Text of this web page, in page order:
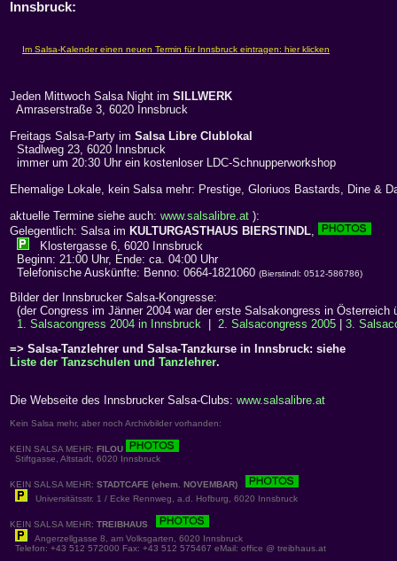
Innsbruck:
Jeden Mittwoch Salsa Night im SILLWERK
Amraserstraße 3, 6020 Innsbruck
Freitags Salsa-Party im Salsa Libre Clublokal
Stadlweg 23, 6020 Innsbruck
immer um 20:30 Uhr ein kostenloser LDC-Schnupperworkshop
Ehemalige Lokale, kein Salsa mehr: Prestige, Gloriuos Bastards, Dine &
aktuelle Termine siehe auch: www.salsalibre.at ):
Gelegentlich: Salsa im KULTURGASTHAUS BIERSTINDL,
Klostergasse 6, 6020 Innsbruck
Beginn: 21:00 Uhr, Ende: ca. 04:00 Uhr
Telefonische Auskünfte: Benno: 0664-1821060 (Bierstindl: 0512-586786)
Bilder der Innsbrucker Salsa-Kongresse:
(der Congress im Jänner 2004 war der erste Salsakongress in Österreich
1. Salsacongress 2004 in Innsbruck
2. Salsacongress 2005
3.
=> Salsa-Tanzlehrer und Salsa-Tanzkurse in Innsbruck: siehe
Liste der Tanzschulen und Tanzlehrer.
Die Webseite des Innsbrucker Salsa-Clubs: www.salsalibre.at
Kein Salsa mehr, aber noch Archivbilder vorhanden:
KEIN SALSA MEHR: FILOU
Stiftgasse, Altstadt, 6020 Innsbruck
KEIN SALSA MEHR: STADTCAFE (ehem. NOVEMBAR)
Universitätsstr. 1 / Ecke Rennweg, a.d. Hofburg, 6020 Innsbruck
KEIN SALSA MEHR: TREIBHAUS
Angerzellgasse 8, am Volksgarten, 6020 Innsbruck
Telefon: +43 512 572000 Fax: +43 512 575467 eMail: office @ treibhaus.at